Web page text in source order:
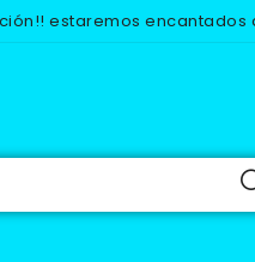
estaremos encantados